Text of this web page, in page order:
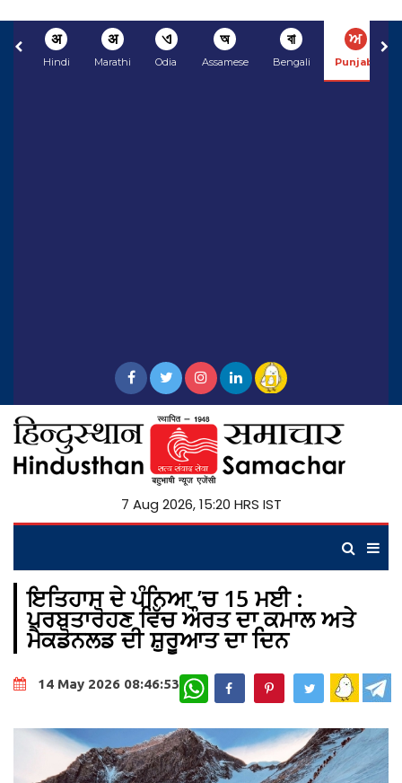
अ
Hindi
अ
Marathi
ଏ
Odia
অ
Assamese
বা
Bengali
ਅ
Punjabi
7 Aug 2026, 15:20 HRS IST
ਇਤਿਹਾਸ ਦੇ ਪੰਨਿਆ ’ਚ 15 ਮਈ :
ਪਰਬਤਾਰੋਹਣ ਵਿੱਚ ਔਰਤ ਦਾ ਕਮਾਲ ਅਤੇ
ਮੈਕਡੋਨਲਡ ਦੀ ਸ਼ੁਰੂਆਤ ਦਾ ਦਿਨ
14 May 2026 08:46:53 WhatsApp